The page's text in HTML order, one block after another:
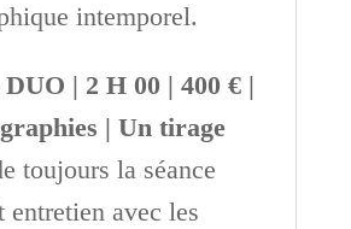
intemporel.
| 2 H 00 | 400 € |
| Un tirage
toujours la séance
entretien avec les